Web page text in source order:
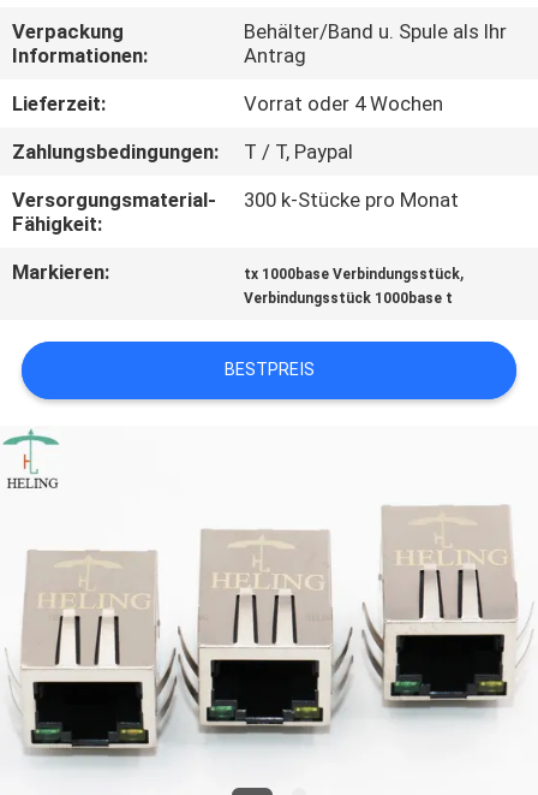
MIT
UNS
IN
VERBINDUNG
FORDERN
SIE
ZITAT
SITEMAP
POLICY
Verpackung
Informationen:
Behälter/Band u. Spule als Ihr
Antrag
Lieferzeit:
Vorrat oder 4 Wochen
Zahlungsbedingungen:
T / T, Paypal
Versorgungsmaterial-
Fähigkeit:
300 k-Stücke pro Monat
Markieren: tx 1000base Verbindungsstück,
Verbindungsstück 1000base t
BESTPREIS